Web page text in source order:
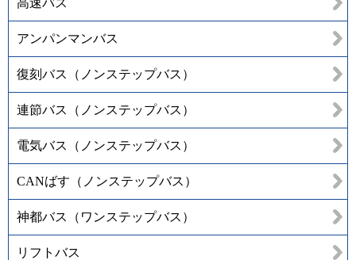
アンパンマンバス
復刻バス（ノンステップバス）
連節バス（ノンステップバス）
電気バス（ノンステップバス）
CANばす（ノンステップバス）
神都バス（ワンステップバス）
リフトバス